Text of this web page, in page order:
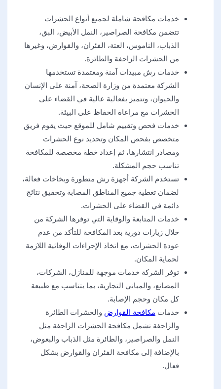
خدمات مكافحة شاملة لجميع أنواع الحشرات
تتضمن مكافحة الصراصير، النمل الأبيض، البق،
الذباب، الناموس، العتة، الفئران، والقوارض، وغيرها
من الحشرات الزاحفة والطائرة.
خدمات رش مبيدات آمنة ومعتمدة تستخدمها
الشركة معتمدة من وزارة الصحة، آمنة على الإنسان
والحيوان، وتتميز بفعالية عالية في القضاء على
الحشرات مع مراعاة الحفاظ على البيئة.
خدمات فحص وتقييم شامل للموقع حيث يقوم فريق
متخصص بفحص المكان وتحديد نوع الحشرات
ومصادر انتشارها، ثم إعداد خطة مخصصة للمكافحة
تناسب حجم المشكلة.
تستخدم الشركة أجهزة رش متطورة وبخاخات فعالة،
لضمان تغطية جميع المناطق المصابة وتحقيق نتائج
دائمة في القضاء على الحشرات.
خدمات المتابعة والوقاية التي توفرها الشركة من
خلال زيارات دورية بعد المكافحة للتأكد من عدم
عودة الحشرات، مع اتخاذ الإجراءات الوقائية اللازمة
لحماية المكان.
توفر الشركة خدمات موجهة للمنازل، الشركات،
المصانع، والمباني التجارية، بما يتناسب مع طبيعة
كل مكان وحجم الإصابة.
خدمات مكافحة القوارض والحشرات الطائرة
والزاحفة تشمل مكافحة الحشرات الزاحفة مثل
النمل والصراصير، والطائرة مثل الذباب والبعوض،
بالإضافة إلى مكافحة الفئران والقوارض بشكل
فعال.